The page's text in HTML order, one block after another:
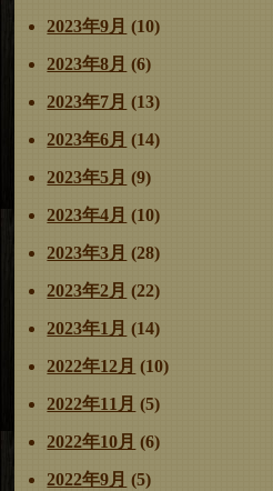
2023年9月 (10)
2023年8月 (6)
2023年7月 (13)
2023年6月 (14)
2023年5月 (9)
2023年4月 (10)
2023年3月 (28)
2023年2月 (22)
2023年1月 (14)
2022年12月 (10)
2022年11月 (5)
2022年10月 (6)
2022年9月 (5)